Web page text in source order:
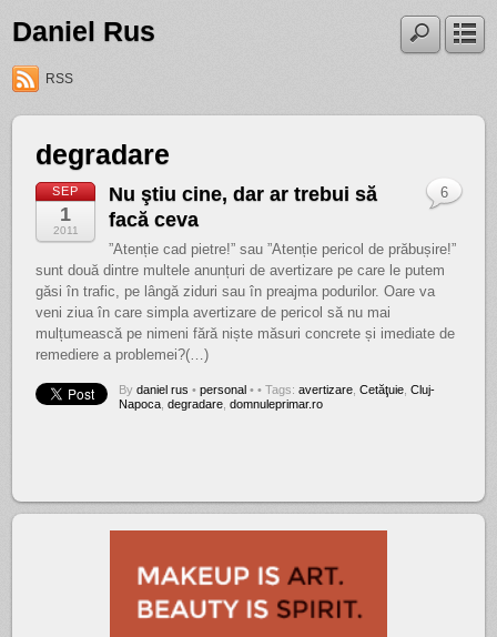
Daniel Rus
RSS
degradare
SEP
1
2011
Nu ştiu cine, dar ar trebui să
facă ceva
”Atenție cad pietre!” sau ”Atenție pericol de prăbușire!”
sunt două dintre multele anunțuri de avertizare pe care le putem
găsi în trafic, pe lângă ziduri sau în preajma podurilor. Oare va
veni ziua în care simpla avertizare de pericol să nu mai
mulțumească pe nimeni fără niște măsuri concrete și imediate de
remediere a problemei?(…)
Bydaniel rus • personal •
6
• Tags:avertizare ,Cetăţuie ,Cluj-
Napoca ,degradare ,domnuleprimar.ro